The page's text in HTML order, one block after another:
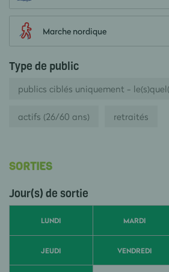
Marche nordique
Type de public
publics ciblés uniquement -
actifs (26/60 ans) retraités
SORTIES
Jour(s) de sortie
LUNDI MARDI
JEUDI VENDREDI